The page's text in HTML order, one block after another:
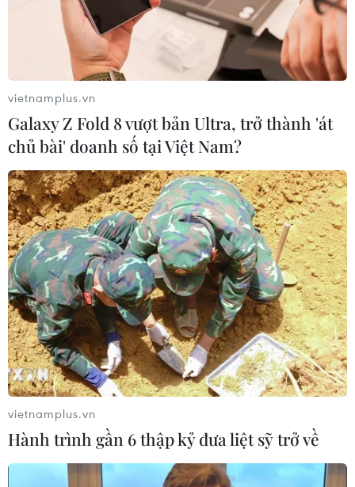
vietnamplus.vn
Galaxy Z Fold 8 vượt bản Ultra, trở thành 'át
chủ bài' doanh số tại Việt Nam?
vietnamplus.vn
Hành trình gần 6 thập kỷ đưa liệt sỹ trở về